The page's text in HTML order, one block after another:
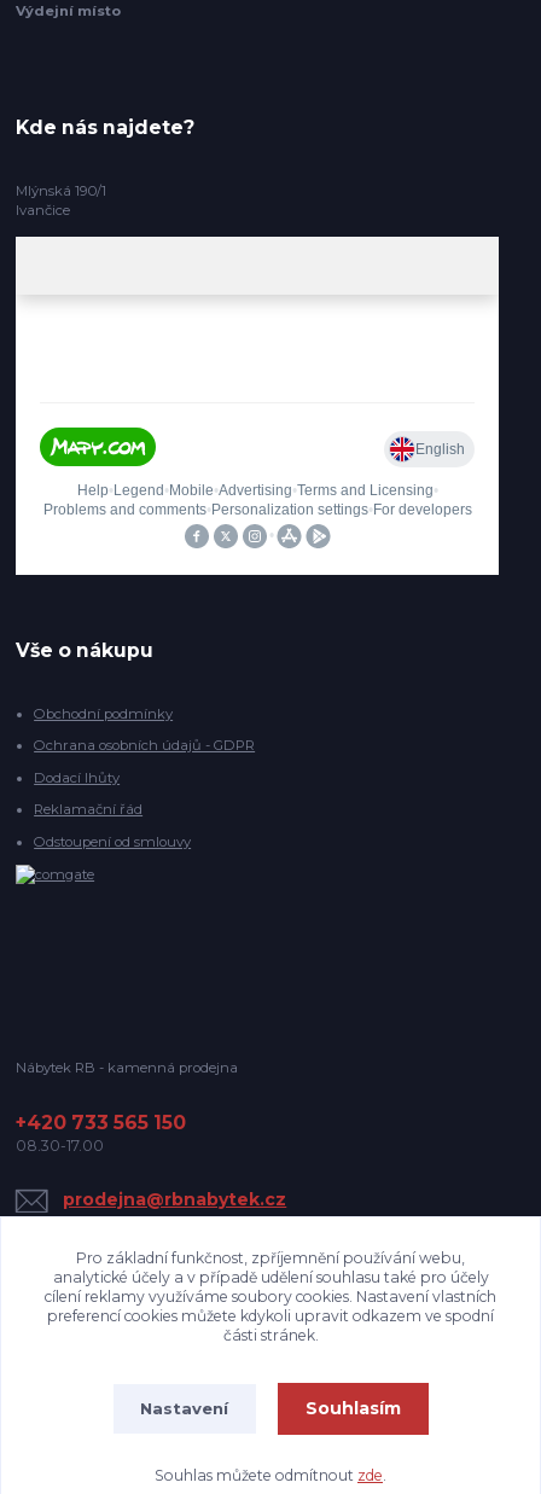
Výdejní místo
Kde nás najdete?
Mlýnská 190/1
Ivančice
Vše o nákupu
Obchodní podmínky
Ochrana osobních údajů - GDPR
Dodací lhůty
Reklamační řád
Odstoupení od smlouvy
Nábytek RB - kamenná prodejna
+420 733 565 150
08.30-17.00
prodejna@rbnabytek.cz
Upravit sběr cookies.
Vytvořeno na
Eshop-rychle.cz
Pro základní funkčnost, zpříjemnění používání webu,
analytické účely a v případě udělení souhlasu také pro účely
cílení reklamy využíváme soubory cookies. Nastavení vlastních
preferencí cookies můžete kdykoli upravit odkazem ve spodní
části stránek.
Nastavení Souhlasím
Souhlas můžete odmítnout zde